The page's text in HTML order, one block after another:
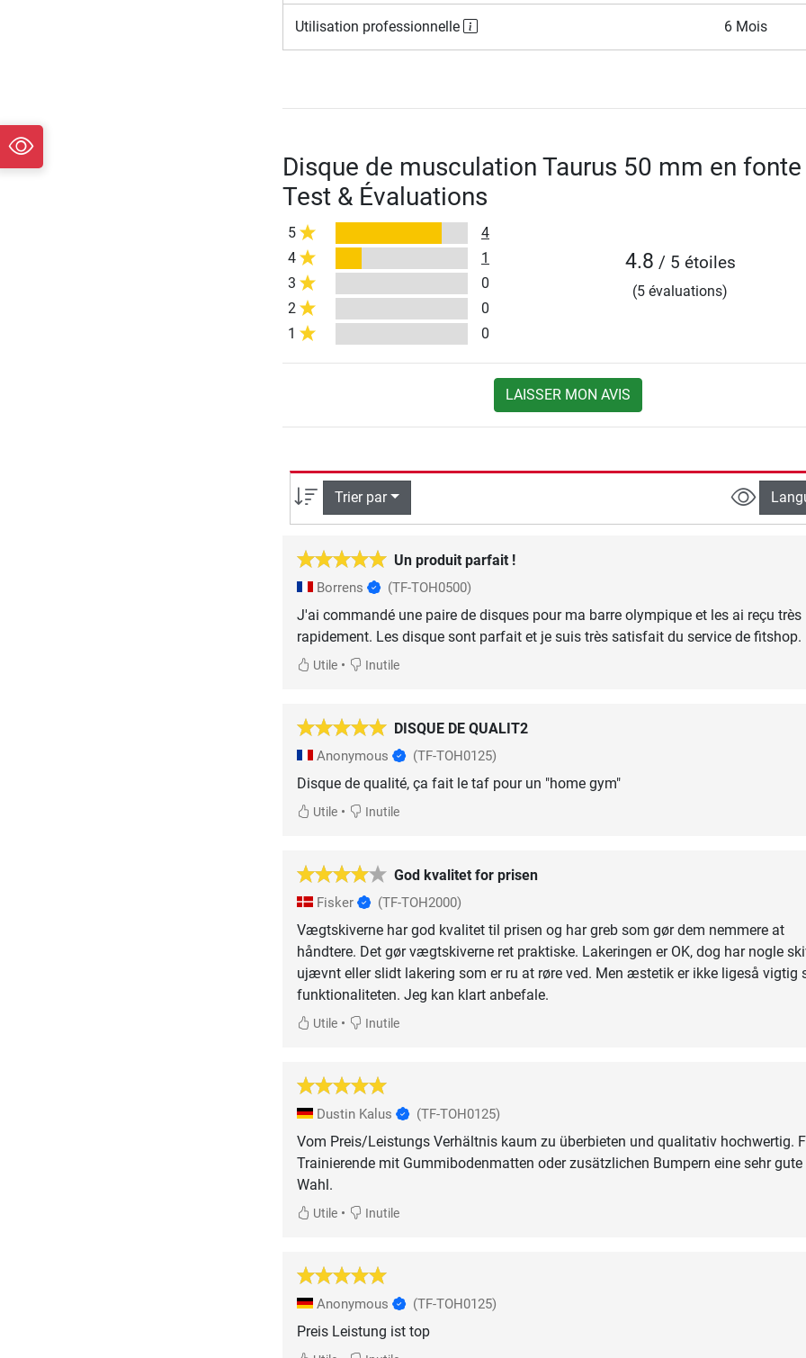
Utilisation professionnelle 6 Mois
Disque de musculation Taurus 50 mm en fonte
Test & Évaluations
5
4
4
1
3
0
2
0
1
0
4.8 / 5 étoiles
(5 évaluations)
LAISSER MON AVIS
Trier par
Un produit parfait !
Borrens (TF-TOH0500)
J'ai commandé une paire de disques pour ma barre olympique et les ai reçu très
rapidement. Les disque sont parfait et je suis très satisfait du service de fitshop.
Utile• Inutile
DISQUE DE QUALIT2
Anonymous (TF-TOH0125)
Disque de qualité, ça fait le taf pour un "home gym"
Utile• Inutile
God kvalitet for prisen
Fisker (TF-TOH2000)
Vægtskiverne har god kvalitet til prisen og har greb som gør dem nemmere at
håndtere. Det gør vægtskiverne ret praktiske. Lakeringen er OK, dog har nogle
ujævnt eller slidt lakering som er ru at røre ved. Men æstetik er ikke ligeså vigtig
funktionaliteten. Jeg kan klart anbefale.
Utile• Inutile
Dustin Kalus (TF-TOH0125)
Vom Preis/Leistungs Verhältnis kaum zu überbieten und qualitativ hochwertig.
Trainierende mit Gummibodenmatten oder zusätzlichen Bumpern eine sehr gute
Wahl.
Utile• Inutile
Anonymous (TF-TOH0125)
Preis Leistung ist top